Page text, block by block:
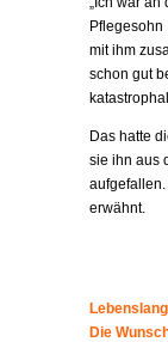
Pflegesohn
mit ihm
schon gut
Das hatte
sie ihn aus
erwähnt.
Die